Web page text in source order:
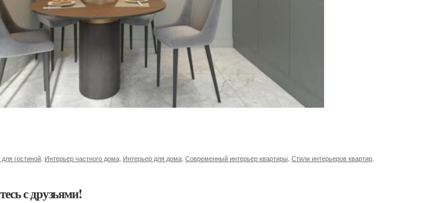
гостиной Интерьер частного дома Интерьер для дома Современный интерьер квартиры Стили интерьеров квартир
с друзьями!